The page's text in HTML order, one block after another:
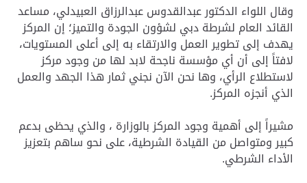
وقال اللواء الدكتور عبدالقدوس عبدالرزاق العبيدلي، مساعد
القائد العام لشرطة دبي لشؤون الجودة والتميز؛ إن المركز
يهدف إلى تطوير العمل والارتقاء به إلى أعلى المستويات،
لافتاً إلى أن أي مؤسسة ناجحة لابد لها من وجود مركز
لاستطلاع الرأي، وها نحن الآن نجني ثمار هذا الجهد والعمل
الذي أنجزه المركز.
مشيراً إلى أهمية وجود المركز بالوزارة ، والذي يحظى بدعم
كبير ومتواصل من القيادة الشرطية، على نحو ساهم بتعزيز
الأداء الشرطي.